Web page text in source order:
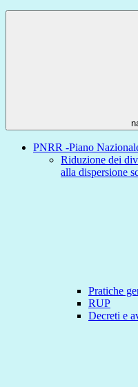
PNRR -Piano
Riduzione dei
alla dispersione
Pratiche
RUP
Decreti e